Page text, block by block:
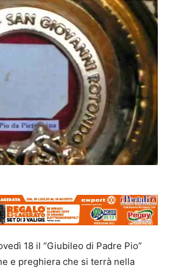
18 il “Giubileo di Padre Pio”
e preghiera che si terrà nella